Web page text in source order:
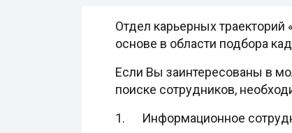
Отдел карьерных
основе в области подбора
Если Вы заинтересованы в
поиске сотрудников,
1. Информационное